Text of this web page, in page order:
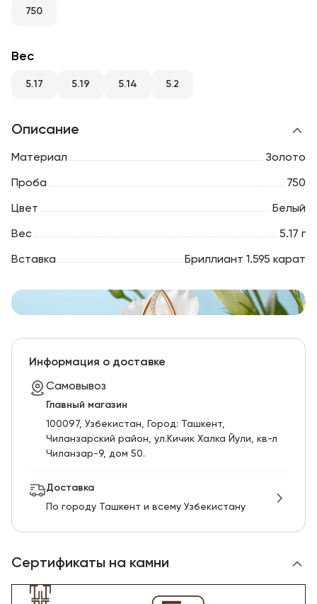
RU
750
Вес
5.17 5.19 5.14 5.2
Описание
Материал Золото
Проба 750
Цвет Белый
Вес 5.17 г
Вставка Бриллиант 1.595 карат
Информация о доставке
Самовывоз
Главный магазин
100097, Узбекистан, Город: Ташкент,
Чиланзарский pайон, ул.Кичик Халка Йули, кв-л
Чиланзар-9, дом 50.
Доставка
По городу Ташкент и всему Узбекистану
Сертификаты на камни